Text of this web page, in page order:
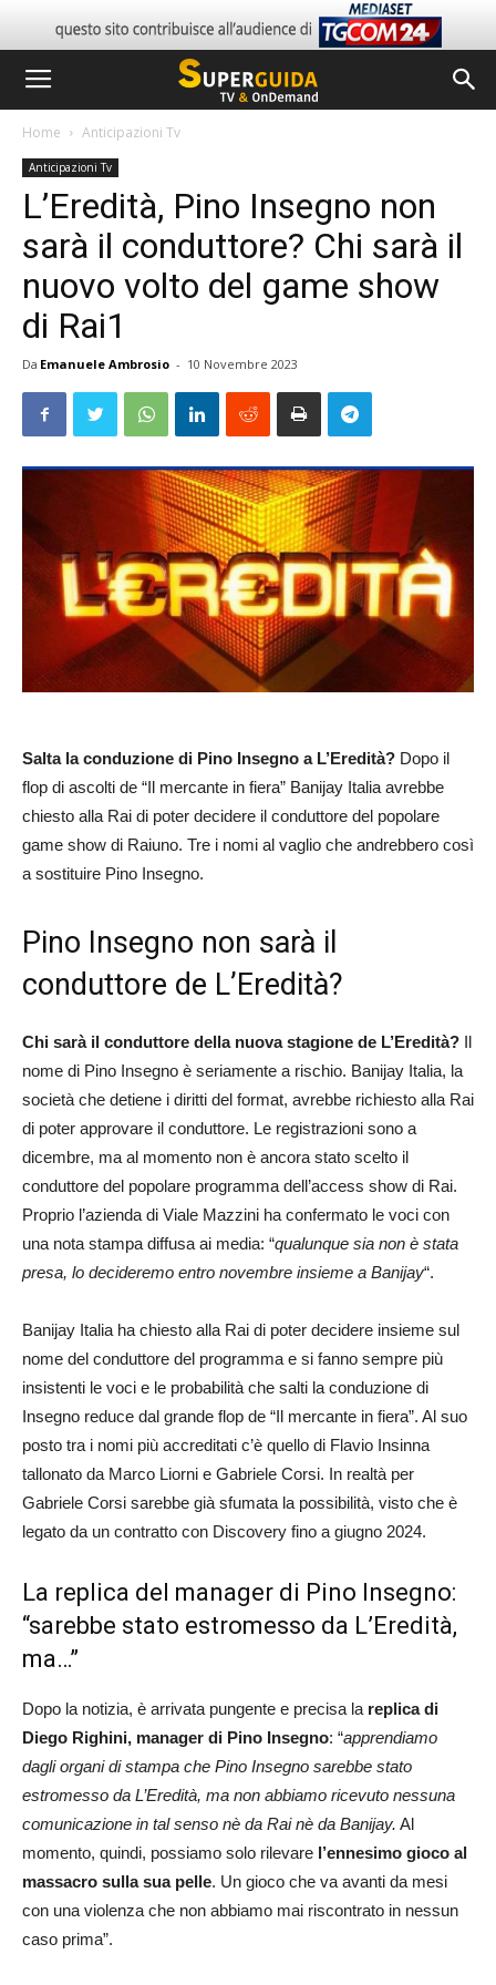
Home Anticipazioni Tv
Anticipazioni Tv
L’Eredità, Pino Insegno non
sarà il conduttore? Chi sarà il
nuovo volto del game show
di Rai1
Da Emanuele Ambrosio - 10 Novembre 2023
Salta la conduzione di Pino Insegno a L’Eredità? Dopo il
flop di ascolti de “Il mercante in fiera” Banijay Italia avrebbe
chiesto alla Rai di poter decidere il conduttore del popolare
game show di Raiuno. Tre i nomi al vaglio che andrebbero così
a sostituire Pino Insegno.
Pino Insegno non sarà il
conduttore de L’Eredità?
Chi sarà il conduttore della nuova stagione de L’Eredità? Il
nome di Pino Insegno è seriamente a rischio. Banijay Italia, la
società che detiene i diritti del format, avrebbe richiesto alla Rai
di poter approvare il conduttore. Le registrazioni sono a
dicembre, ma al momento non è ancora stato scelto il
conduttore del popolare programma dell’access show di Rai.
Proprio l’azienda di Viale Mazzini ha confermato le voci con
una nota stampa diffusa ai media: “qualunque sia non è stata
presa, lo decideremo entro novembre insieme a Banijay“.
Banijay Italia ha chiesto alla Rai di poter decidere insieme sul
nome del conduttore del programma e si fanno sempre più
insistenti le voci e le probabilità che salti la conduzione di
Insegno reduce dal grande flop de “Il mercante in fiera”. Al suo
posto tra i nomi più accreditati c’è quello di Flavio Insinna
tallonato da Marco Liorni e Gabriele Corsi. In realtà per
Gabriele Corsi sarebbe già sfumata la possibilità, visto che è
legato da un contratto con Discovery fino a giugno 2024.
La replica del manager di Pino Insegno:
“sarebbe stato estromesso da L’Eredità,
ma…”
Dopo la notizia, è arrivata pungente e precisa la replica di
Diego Righini, manager di Pino Insegno: “apprendiamo
dagli organi di stampa che Pino Insegno sarebbe stato
estromesso da L’Eredità, ma non abbiamo ricevuto nessuna
comunicazione in tal senso nè da Rai nè da Banijay. Al
momento, quindi, possiamo solo rilevare l’ennesimo gioco al
massacro sulla sua pelle. Un gioco che va avanti da mesi
con una violenza che non abbiamo mai riscontrato in nessun
caso prima”.